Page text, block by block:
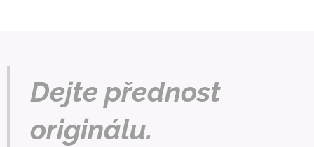
Dejte přednost
originálu.